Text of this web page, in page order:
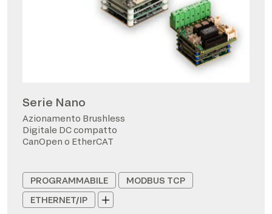
Serie Nano
Azionamento Brushless
Digitale DC compatto
CanOpen o EtherCAT
PROGRAMMABILE
MODBUS TCP
ETHERNET/IP